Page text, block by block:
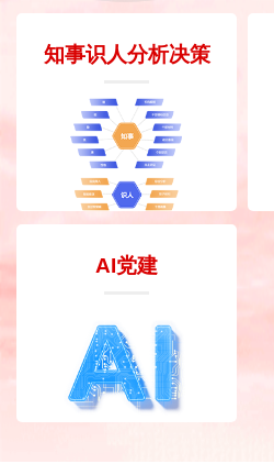
知事识人分析决策
AI党建